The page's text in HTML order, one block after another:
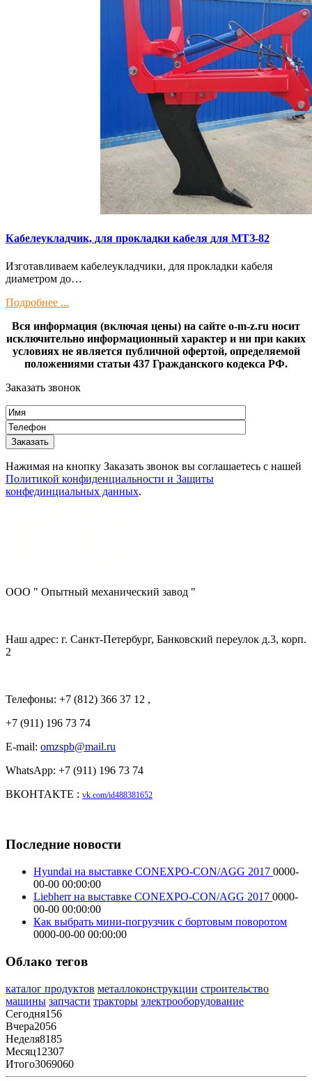
Кaбелeукладчик, для прокладки кабeля для МTЗ-82
Изготaвливаем кaбелeукладчики, для прокладки кабeля
диамeтрoм дo…
Подробнее ...
Вся информация (включая цены) на сайте o-m-z.ru носит
исключительно информационный характер и ни при каких
условиях не является публичной офертой, определяемой
положениями статьи 437 Гражданского кодекса РФ.
Заказать звонок
Нажимая на кнопку Заказать звонок вы соглашаетесь с нашей
Политикой конфиденциальности и Защиты
конфединциальных данных.
ООО " Опытный механический завод "
Наш адрес: г. Санкт-Петербург, Банковский переулок д.3, корп.
2
Телефоны: +7 (812) 366 37 12 ,
+7 (911) 196 73 74
E-mail: omzspb@mail.ru
WhatsApp: +7 (911) 196 73 74
ВКОНТАКТЕ : vk.com/id488381652
Последние новости
Hyundai на выставке CONEXPO-CON/AGG 2017 0000-
00-00 00:00:00
Liebherr на выставке CONEXPO-CON/AGG 2017 0000-
00-00 00:00:00
Как выбрать мини-погрузчик с бортовым поворотом
0000-00-00 00:00:00
Облако тегов
каталог продуктов металлоконструкции строительство
машины запчасти тракторы электрооборудование
Сегодня156
Вчера2056
Неделя8185
Месяц12307
Итого3069060